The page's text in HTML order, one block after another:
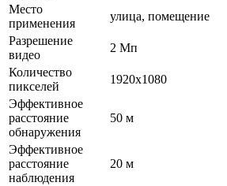
Место
применения
улица, помещение
Разрешение
видео
2 Мп
Количество
пикселей
1920х1080
Эффективное
расстояние
обнаружения
50 м
Эффективное
расстояние
наблюдения
20 м